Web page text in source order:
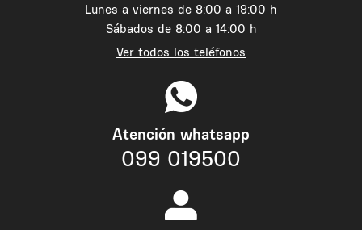
Lunes a viernes de 8:00 a 19:00 h
Sábados de 8:00 a 14:00 h
Ver todos los teléfonos
Atención whatsapp
099 019500